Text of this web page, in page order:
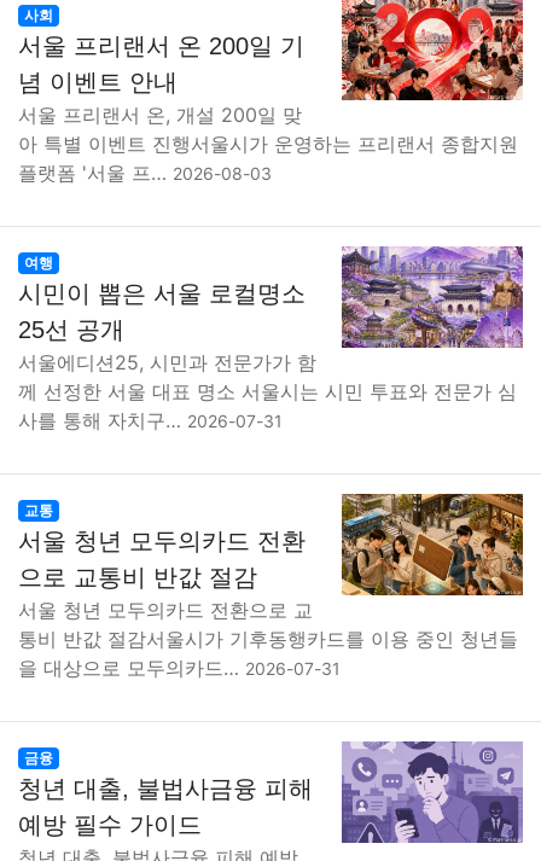
사회
서울 프리랜서 온 200일 기
념 이벤트 안내
서울 프리랜서 온, 개설 200일 맞
아 특별 이벤트 진행서울시가 운영하는 프리랜서 종합지원
플랫폼 '서울 프… 2026-08-03
여행
시민이 뽑은 서울 로컬명소
25선 공개
서울에디션25, 시민과 전문가가 함
께 선정한 서울 대표 명소 서울시는 시민 투표와 전문가 심
사를 통해 자치구… 2026-07-31
교통
서울 청년 모두의카드 전환
으로 교통비 반값 절감
서울 청년 모두의카드 전환으로 교
통비 반값 절감서울시가 기후동행카드를 이용 중인 청년들
을 대상으로 모두의카드… 2026-07-31
금융
청년 대출, 불법사금융 피해
예방 필수 가이드